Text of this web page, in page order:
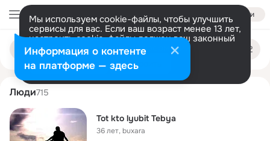
Войти
Мы используем cookie-файлы, чтобы улучшить
сервисы для вас. Если ваш возраст менее 13 лет,
настроить cookie-файлы должен ваш законный
представитель. Больше информации
Разрешить все Настроить
Поиск
людям
tot lyubit
Люди715
Tot kto lyubit Tebya
36 лет,buxara
Информация о контенте
на платформе — здесь